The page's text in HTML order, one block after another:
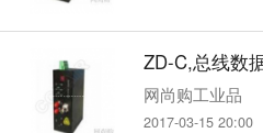
ZD-C,总线数
网尚购工业品
2017-03-15 20:00